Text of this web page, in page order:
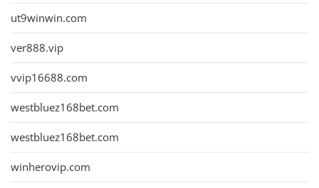
ut9winwin.com
ver888.vip
vvip16688.com
westbluez168bet.com
westbluez168bet.com
winherovip.com